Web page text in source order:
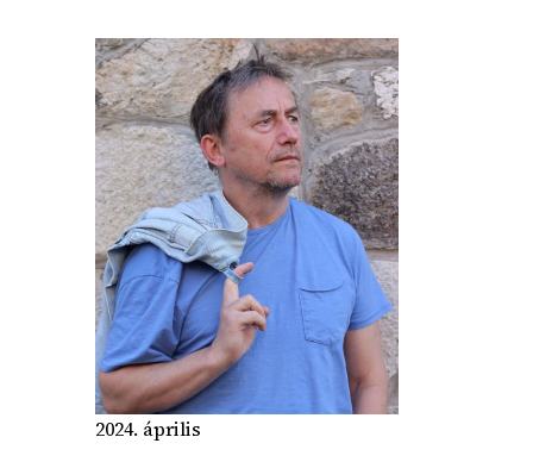
2024. április